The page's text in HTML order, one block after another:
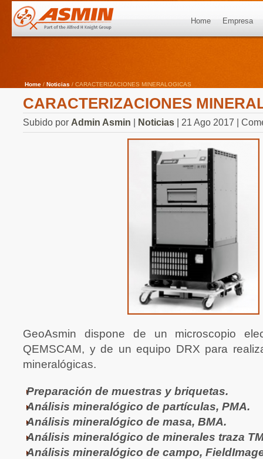
Home Empresa
Home / Noticias / CARACTERIZACIONES MINERALOGICAS
CARACTERIZACIONES
Subido por Admin Asmin Noticias | 21 Ago 2017 |
GeoAsmin dispone de un microscopio
QEMSCAM, y de un equipo DRX para
mineralógicas.
Preparación de muestras y briquetas.
Análisis mineralógico de partículas, PMA.
Análisis mineralógico de masa, BMA.
Análisis mineralógico de minerales traza
Análisis mineralógico de campo,